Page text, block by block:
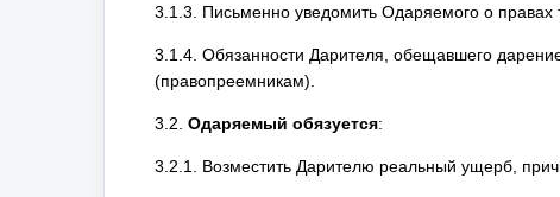
3.1.3. Письменно уведомить Одаряемого о правах
3.1.4. Обязанности Дарителя, обещавшего
(правопреемникам).
3.2. Одаряемый обязуется:
3.2.1. Возместить Дарителю реальный ущерб,